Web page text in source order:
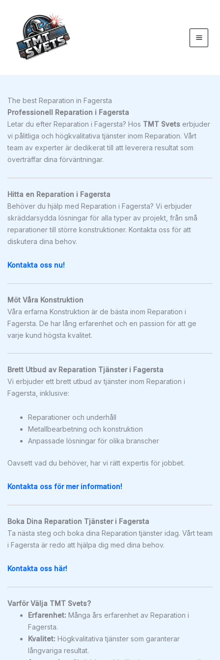
innehåll
The best Reparation in Fagersta
Professionell Reparation i Fagersta
Letar du efter Reparation i Fagersta? Hos TMT Svets erbjuder
vi pålitliga och högkvalitativa tjänster inom Reparation. Vårt
team av experter är dedikerat till att leverera resultat som
överträffar dina förväntningar.
Hitta en Reparation i Fagersta
Behöver du hjälp med Reparation i Fagersta? Vi erbjuder
skräddarsydda lösningar för alla typer av projekt, från små
reparationer till större konstruktioner. Kontakta oss för att
diskutera dina behov.
Kontakta oss nu!
Möt Våra Konstruktion
Våra erfarna Konstruktion är de bästa inom Reparation i
Fagersta. De har lång erfarenhet och en passion för att ge
varje kund högsta kvalitet.
Brett Utbud av Reparation Tjänster i Fagersta
Vi erbjuder ett brett utbud av tjänster inom Reparation i
Fagersta, inklusive:
Reparationer och underhåll
Metallbearbetning och konstruktion
Anpassade lösningar för olika branscher
Oavsett vad du behöver, har vi rätt expertis för jobbet.
Kontakta oss för mer information!
Boka Dina Reparation Tjänster i Fagersta
Ta nästa steg och boka dina Reparation tjänster idag. Vårt team
i Fagersta är redo att hjälpa dig med dina behov.
Kontakta oss här!
Varför Välja TMT Svets?
Erfarenhet: Många års erfarenhet av Reparation i
Fagersta.
Kvalitet: Högkvalitativa tjänster som garanterar
långvariga resultat.